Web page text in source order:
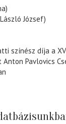
József)
színész díja a
Pavlovics